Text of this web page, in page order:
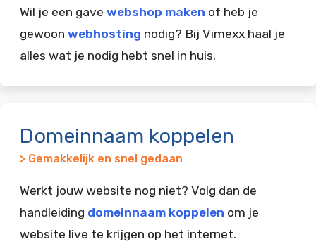
Wil je een gave webshop maken of heb je
gewoon webhosting nodig? Bij Vimexx haal je
alles wat je nodig hebt snel in huis.
Domeinnaam koppelen
> Gemakkelijk en snel gedaan
Werkt jouw website nog niet? Volg dan de
handleiding domeinnaam koppelen om je
website live te krijgen op het internet.